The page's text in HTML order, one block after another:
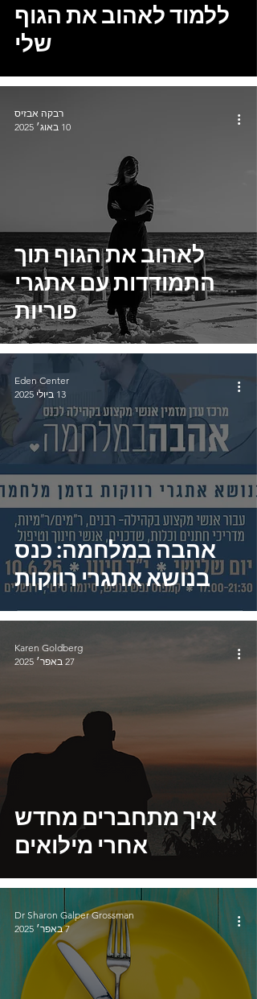
ללמוד לאהוב את הגוף
שלי
לאהוב את הגוף תוך
התמודדות עם אתגרי
פוריות
רבקה אבזיס
10 באוג׳ 2025
אהבה במלחמה: כנס
בנושא אתגרי רווקות
Eden Center
13 ביולי 2025
איך מתחברים מחדש
אחרי מילואים
Karen Goldberg
27 באפר׳ 2025
Dr Sharon Galper Grossman
7 באפר׳ 2025